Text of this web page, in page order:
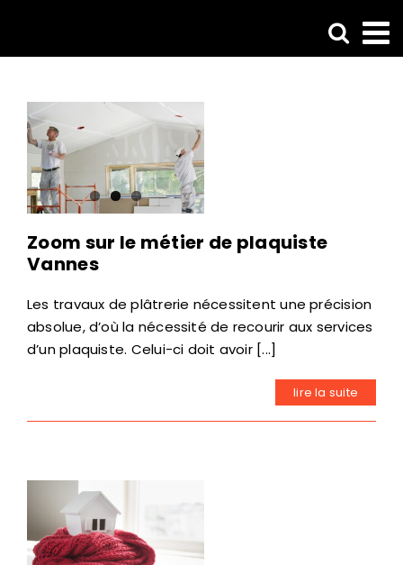
contenu
Zoom sur le métier de plaquiste
Vannes
Les travaux de plâtrerie nécessitent une précision
absolue, d’où la nécessité de recourir aux services
d’un plaquiste. Celui-ci doit avoir [...]
lire la suite